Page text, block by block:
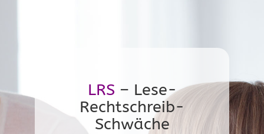
LRS – Lese-
Rechtschreib-
Schwäche